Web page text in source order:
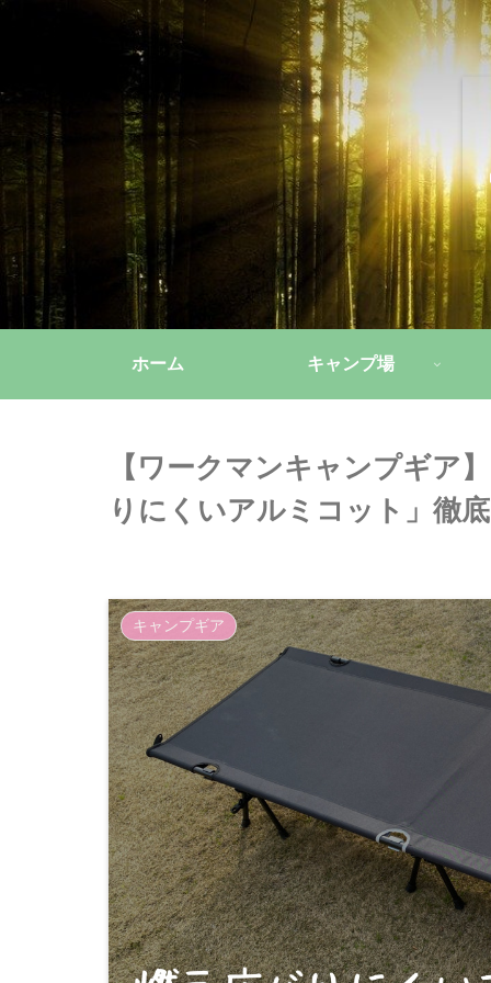
ホーム キャンプ場
【ワークマンキャンプギア
りにくいアルミコット」徹
キャンプギア